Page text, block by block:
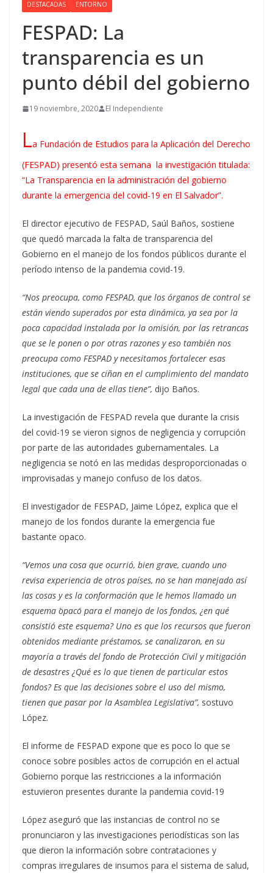
DESTACADAS ENTORNO
FESPAD: La
transparencia es un
punto débil del gobierno
19 noviembre, 2020 El Independiente
La Fundación de Estudios para la Aplicación del Derecho
(FESPAD) presentó esta semana la investigación titulada:
“La Transparencia en la administración del gobierno
durante la emergencia del covid-19 en El Salvador”.
El director ejecutivo de FESPAD, Saúl Baños, sostiene
que quedó marcada la falta de transparencia del
Gobierno en el manejo de los fondos públicos durante el
período intenso de la pandemia covid-19.
“Nos preocupa, como FESPAD, que los órganos de control se
están viendo superados por esta dinámica, ya sea por la
poca capacidad instalada por la omisión, por las retrancas
que se le ponen o por otras razones y eso también nos
preocupa como FESPAD y necesitamos fortalecer esas
instituciones, que se ciñan en el cumplimiento del mandato
legal que cada una de ellas tiene”, dijo Baños.
La investigación de FESPAD revela que durante la crisis
del covid-19 se vieron signos de negligencia y corrupción
por parte de las autoridades gubernamentales. La
negligencia se notó en las medidas desproporcionadas o
improvisadas y manejo confuso de los datos.
El investigador de FESPAD, Jaime López, explica que el
manejo de los fondos durante la emergencia fue
bastante opaco.
“Vemos una cosa que ocurrió, bien grave, cuando uno
revisa experiencia de otros países, no se han manejado así
las cosas y es la conformación que le hemos llamado un
esquema ´opaco´ para el manejo de los fondos, ¿en qué
consistió este esquema? Uno es que los recursos que fueron
obtenidos mediante préstamos, se canalizaron, en su
mayoría a través del fondo de Protección Civil y mitigación
de desastres ¿Qué es lo que tienen de particular estos
fondos? Es que las decisiones sobre el uso del mismo,
tienen que pasar por la Asamblea Legislativa”, sostuvo
López.
El informe de FESPAD expone que es poco lo que se
conoce sobre posibles actos de corrupción en el actual
Gobierno porque las restricciones a la información
estuvieron presentes durante la pandemia covid-19
López aseguró que las instancias de control no se
pronunciaron y las investigaciones periodísticas son las
que dieron la información sobre contrataciones y
compras irregulares de insumos para el sistema de salud,